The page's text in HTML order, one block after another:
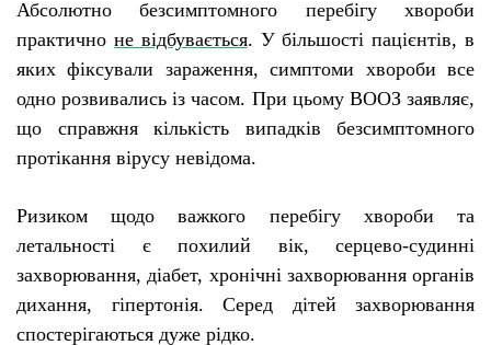
Абсолютно безсимптомного перебігухвороби
практично не відбувається. У більшості пацієнтів, в
яких фіксували зараження, симптоми хвороби все
одно розвивались із часом. При цьому ВООЗ заявляє,
що справжня кількість випадків безсимптомного
протікання вірусу невідома.
Ризиком щодо важкого перебігу хвороби та
летальності є похилий вік, серцево-судинні
захворювання, діабет, хронічні захворювання органів
дихання, гіпертонія. Серед дітей захворювання
спостерігаються дуже рідко.